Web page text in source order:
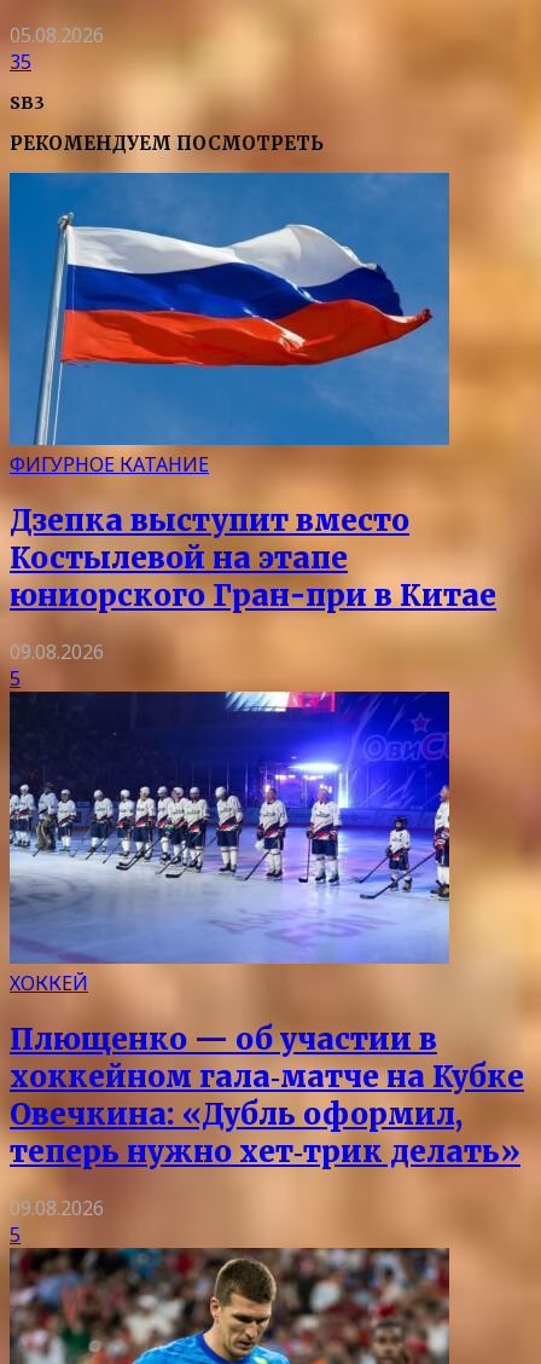
05.08.2026
35
SB3
РЕКОМЕНДУЕМ ПОСМОТРЕТЬ
ФИГУРНОЕ КАТАНИЕ
Дзепка выступит вместо
Костылевой на этапе
юниорского Гран-при в Китае
09.08.2026
5
ХОККЕЙ
Плющенко — об участии в
хоккейном гала‑матче на Кубке
Овечкина: «Дубль оформил,
теперь нужно хет‑трик делать»
09.08.2026
5